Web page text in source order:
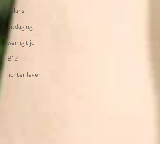
balans
uitdaging
weinig tijd
B12
lichter leven